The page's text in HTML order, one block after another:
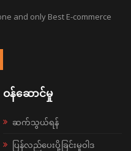
and only Best E-commerce
ဝန်ဆောင်မှု
ဆက်သွယ်ရန်
ပြန်လည်ပေးပို့ခြင်းမူဝါဒ